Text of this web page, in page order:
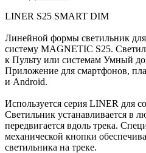
LINER S25 SMART DIM
Линейной формы светильник
систему MAGNETIC S25.
к Пульту или системам Умный
Приложение для смартфонов,
и Android.
Используется серия LINER для
Светильник устанавливается в
передвигается вдоль трека.
механической кнопки
светильника на треке.